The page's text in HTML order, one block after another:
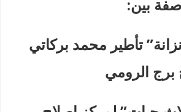
بين:
تأطير محمد بركاتي
برج الرومي